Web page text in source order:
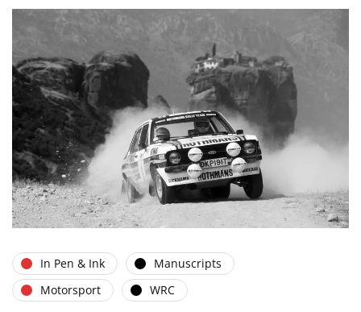
In Pen & Ink
Manuscripts
Motorsport
WRC